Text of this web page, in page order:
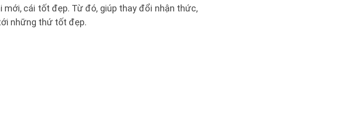
cái tốt đẹp. Từ đó, giúp thay đổi nhận thức,
những thứ tốt đẹp.